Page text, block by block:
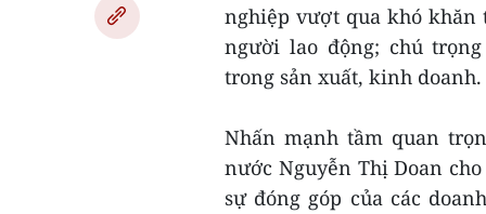
nghiệp vượt qua khó khăn
người lao động; chú
trong sản xuất, kinh doanh.
Nhấn mạnh tầm quan
nước Nguyễn Thị Doan
sự đóng góp của các